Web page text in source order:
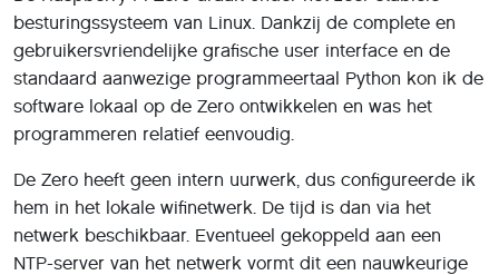
besturingssysteem van Linux. Dankzij de complete en
gebruikersvriendelijke grafische user interface en de
standaard aanwezige programmeertaal Python kon ik de
software lokaal op de Zero ontwikkelen en was het
programmeren relatief eenvoudig.
De Zero heeft geen intern uurwerk, dus configureerde ik
hem in het lokale wifinetwerk. De tijd is dan via het
netwerk beschikbaar. Eventueel gekoppeld aan een
NTP-server van het netwerk vormt dit een nauwkeurige